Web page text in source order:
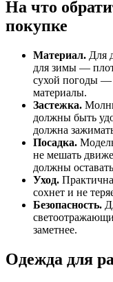
На что
покупке
Материал. Для
для зимы —
сухой погоды —
материалы.
Застежка.
должны быть
должна
Посадка.
не мешать
должны
Уход.
сохнет и не
Безопасность.
заметнее.
Одежда для